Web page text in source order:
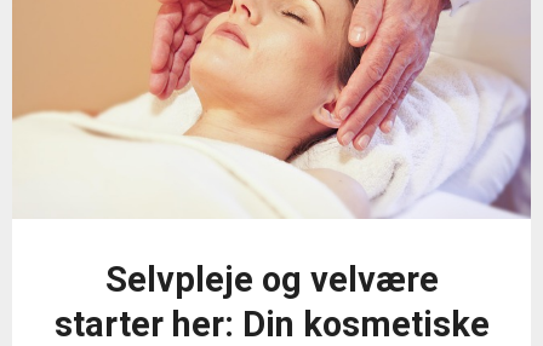
Selvpleje og velvære
starter her: Din kosmetiske